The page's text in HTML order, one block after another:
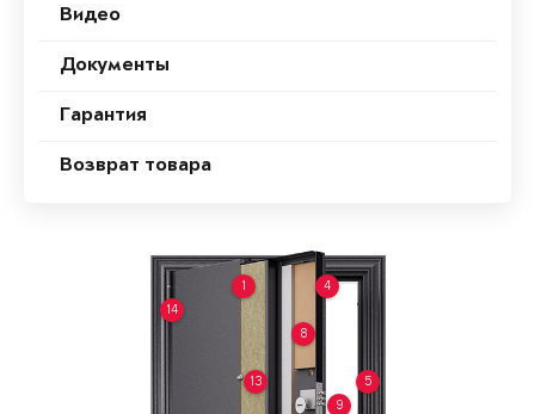
Видео
Документы
Гарантия
Возврат товара
1 4
5
8
9
13
14